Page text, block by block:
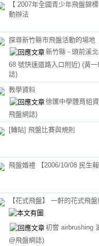
【 2007年全國青少年飛盤錦
動辦法
探尋新竹縣市飛盤活動的場地
新竹縣 - 頭前溪
68 號快速道路入口附近) (黃一
誌)
教學資料
徐匯中學體育組
飛盤網誌)
[轉貼] 飛盤比賽與規則
飛盤婚禮 【2006/10/08 民生
【花式飛盤】 一軒的花式飛
初嘗 airbrushing
@飛盤網誌)